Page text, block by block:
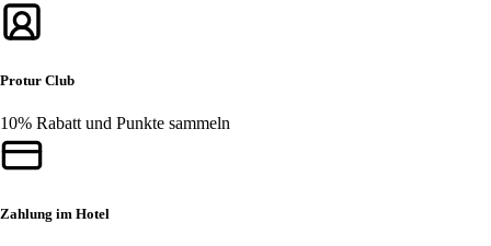
Protur Club
10% Rabatt und Punkte sammeln
Zahlung im Hotel